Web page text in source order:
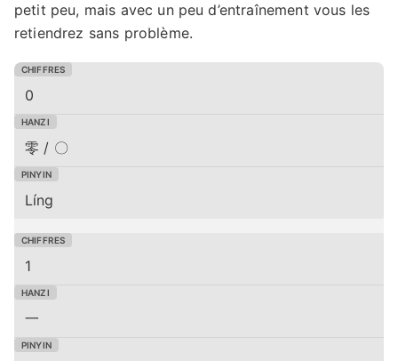
petit peu, mais avec un peu d’entraînement vous les
retiendrez sans problème.
0
零 / 〇
Líng
1
一